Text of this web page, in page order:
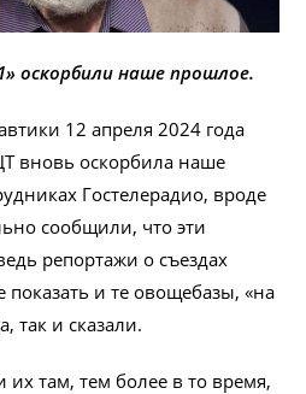
оскорбили наше прошлое.
12 апреля 2024 года
вновь оскорбила наше
Гостелерадио, вроде
сообщили, что эти
репортажи о съездах
и те овощебазы, «на
так и сказали.
там, тем более в то время,